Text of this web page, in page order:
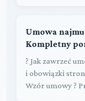
Umowa
Kompletny
? Jak zawrzeć
i obowiązki
Wzór umowy ?